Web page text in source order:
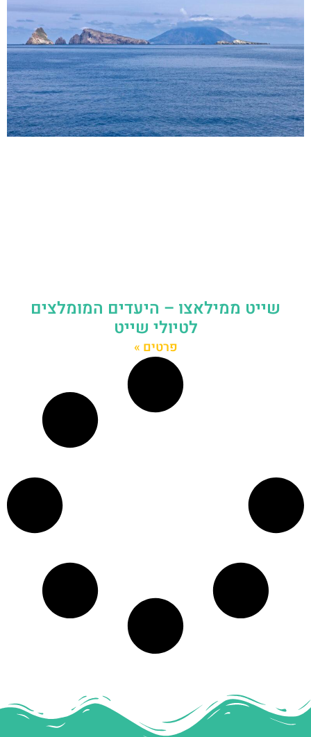
שייט ממילאצו – היעדים המומלצים
לטיולי שייט
פרטים »